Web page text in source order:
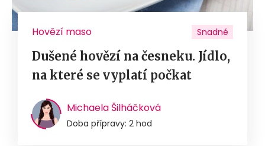
Hovězí maso Snadné
Dušené hovězí na česneku. Jídlo,
na které se vyplatí počkat
Michaela Šilháčková
Doba přípravy: 2 hod